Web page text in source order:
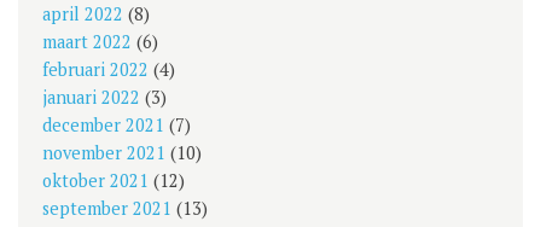
april 2022 (8)
maart 2022 (6)
februari 2022 (4)
januari 2022 (3)
december 2021 (7)
november 2021 (10)
oktober 2021 (12)
september 2021 (13)